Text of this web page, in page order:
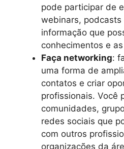
pode participar de
webinars,
informação que
conhecimentos e
Faça networking:
uma forma de
contatos e criar
profissionais. Você
comunidades,
redes sociais que
com outros
organizações da